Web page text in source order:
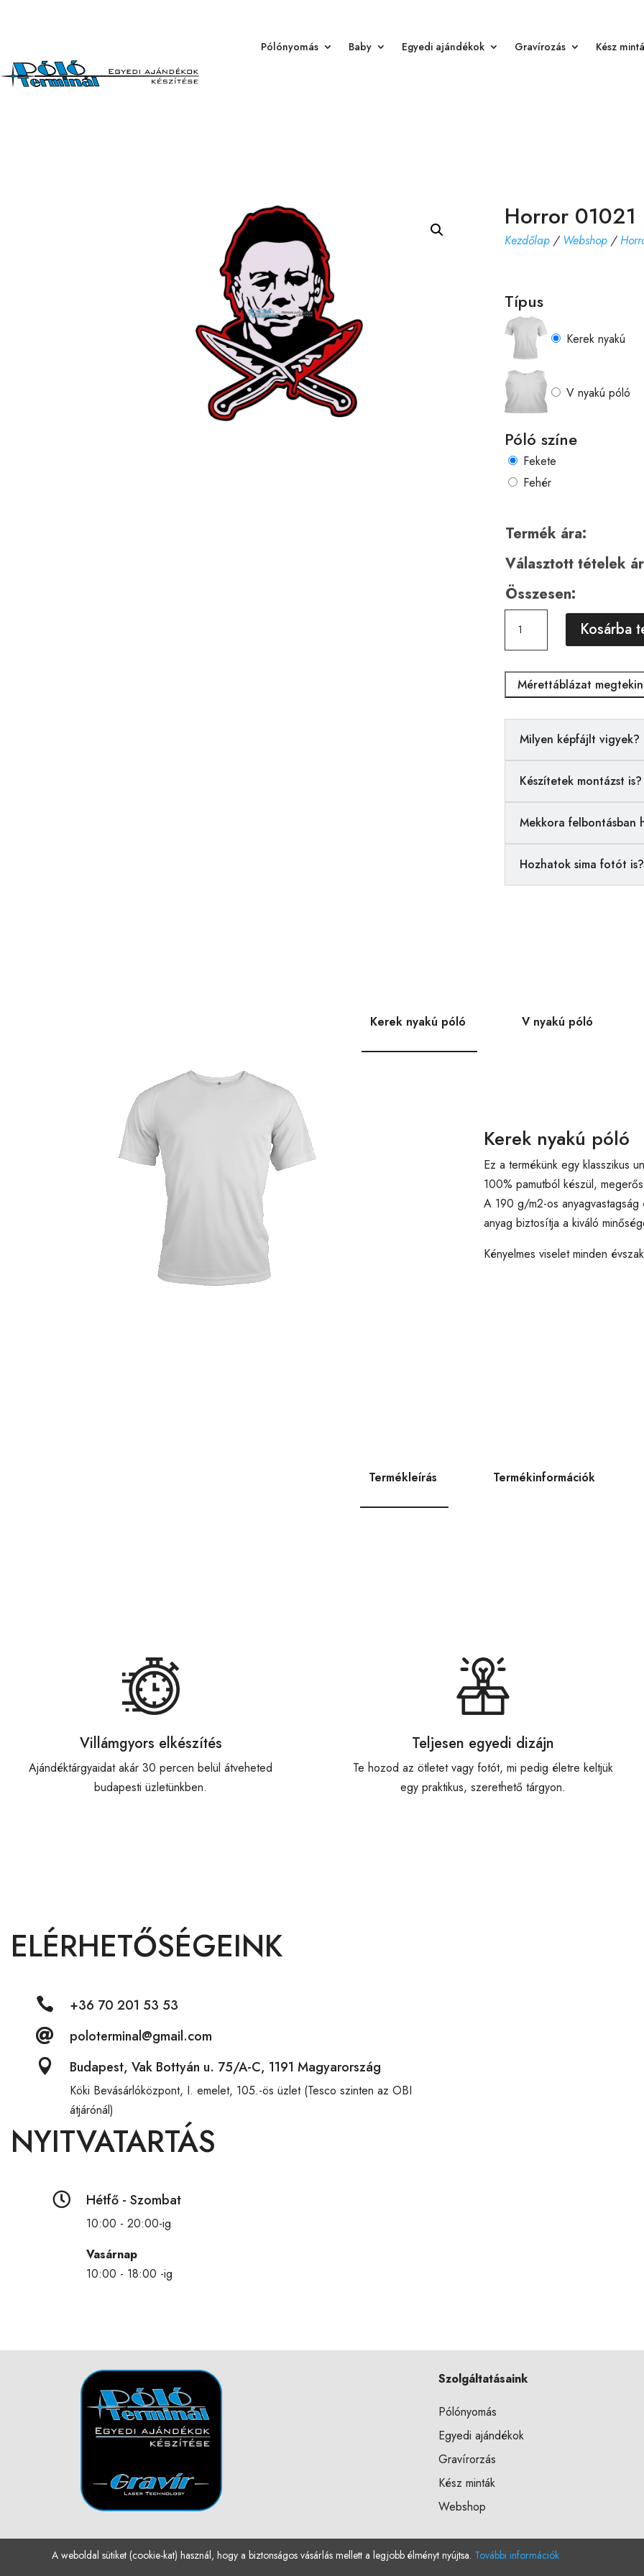
Pólónyomás Baby Egyedi ajándékok Gravírozás Kész
Horror 01021
Kezdőlap/ Webshop/
Típus
Kerek nyakú
V nyakú póló
Póló színe
Fekete
Fehér
Termék ára:
Választott tételek
Összesen:
01021
Kosárba
Mérettáblázat
Milyen képfájlt vigyek?
Készítetek montázst is?
Mekkora felbontásban
Hozhatok sima fotót is?
Kerek nyakú póló V nyakú póló
Kerek nyakú póló
Ez a termékünk egy klasszikus
100% pamutból készül,
A 190 g/m2-os
anyag biztosítja a kiváló
Kényelmes viselet minden
Termékleírás Termékinformációk
Villámgyors elkészítés
Ajándéktárgyaidat akár 30 percen belül átveheted
budapesti üzletünkben.
Teljesen egyedi dizájn
Te hozod az ötletet vagy fotót, mi pedig életre keltjük
egy praktikus, szerethető tárgyon.
ELÉRHETŐSÉGEINK
 +36 70 201 53 53
 poloterminal@gmail.com
 Budapest, Vak Bottyán u. 75/A-C, 1191 Magyarország
Köki Bevásárlóközpont, I. emelet, 105.-ös üzlet (Tesco szinten az OBI
átjárónál)
NYITVATARTÁS
 Hétfő - Szombat
10:00 - 20:00-ig
Vasárnap
10:00 - 18:00 -ig
Szolgáltatásaink
Pólónyomás
Egyedi ajándékok
Gravírorzás
Kész minták
Webshop
A weboldal sütiket (cookie-kat) használ, hogy a biztonságos vásárlás mellett a legjobb élményt nyújtsa. További információk